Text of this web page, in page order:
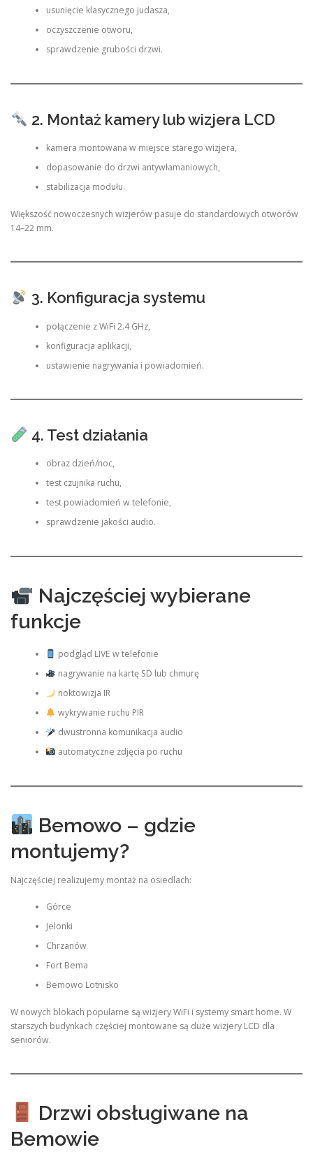
usunięcie klasycznego judasza,
oczyszczenie otworu,
sprawdzenie grubości drzwi.
2. Montaż kamery lub wizjera LCD
kamera montowana w miejsce starego wizjera,
dopasowanie do drzwi antywłamaniowych,
stabilizacja modułu.
Większość nowoczesnych wizjerów pasuje do standardowych otworów
14–22 mm.
3. Konfiguracja systemu
połączenie z WiFi 2.4 GHz,
konfiguracja aplikacji,
ustawienie nagrywania i powiadomień.
4. Test działania
obraz dzień/noc,
test czujnika ruchu,
test powiadomień w telefonie,
sprawdzenie jakości audio.
Najczęściej wybierane
funkcje
podgląd LIVE w telefonie
nagrywanie na kartę SD lub chmurę
noktowizja IR
wykrywanie ruchu PIR
dwustronna komunikacja audio
automatyczne zdjęcia po ruchu
Bemowo – gdzie
montujemy?
Najczęściej realizujemy montaż na osiedlach:
Górce
Jelonki
Chrzanów
Fort Bema
Bemowo Lotnisko
W nowych blokach popularne są wizjery WiFi i systemy smart home. W
starszych budynkach częściej montowane są duże wizjery LCD dla
seniorów.
Drzwi obsługiwane na
Bemowie